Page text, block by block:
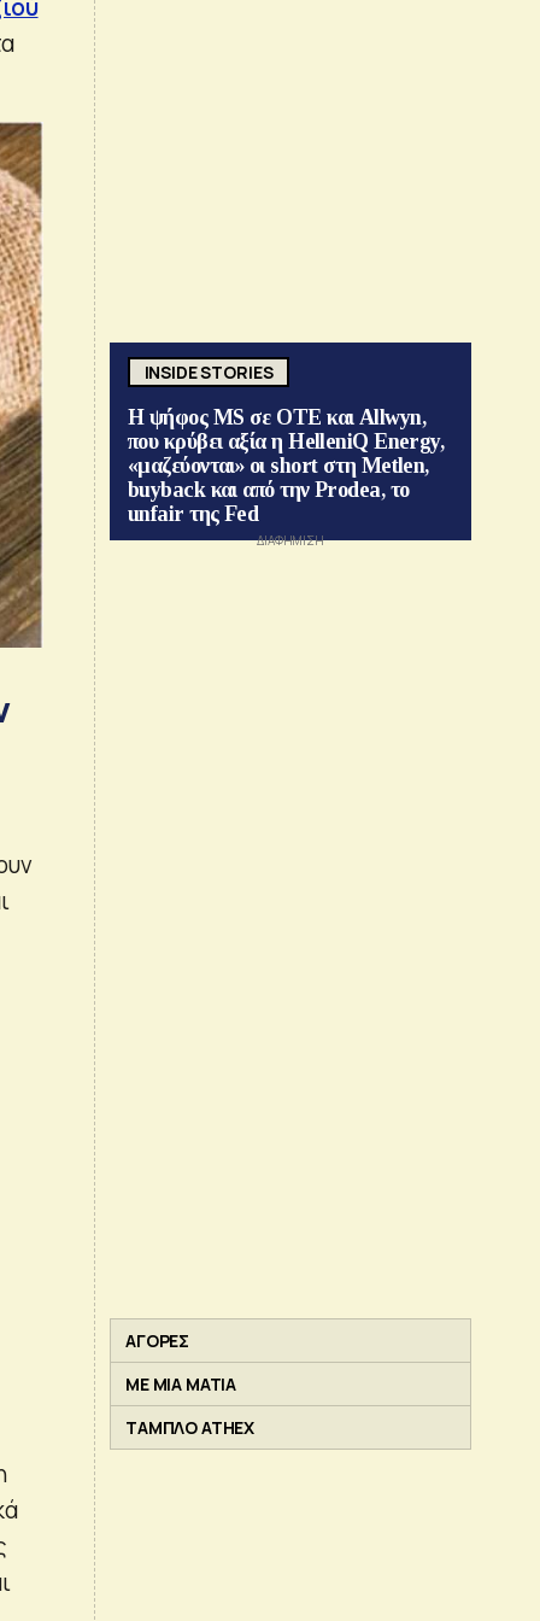
INSIDE STORIES
Η ψήφος MS σε ΟΤΕ και Allwyn,
που κρύβει αξία η HelleniQ Energy,
«μαζεύονται» οι short στη Metlen,
buyback και από την Prodea, το
unfair της Fed
ΑΓΟΡΕΣ
ΜΕ ΜΙΑ ΜΑΤΙΑ
ΤΑΜΠΛΟ ATHEX